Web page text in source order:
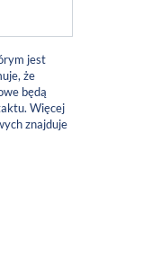
jest
że
będą
Więcej
znajduje